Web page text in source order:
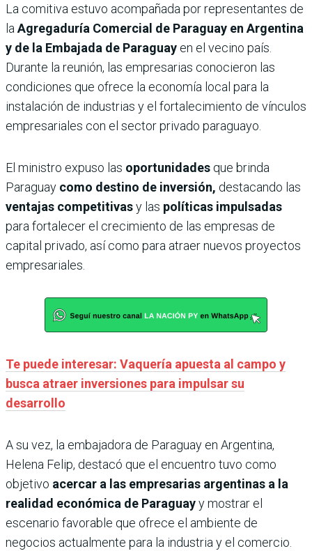
La comitiva estuvo acompañada por representantes de
la Agregaduría Comercial de Paraguay en Argentina
y de la Embajada de Paraguay en el vecino país.
Durante la reunión, las empresarias conocieron las
condiciones que ofrece la economía local para la
instalación de industrias y el fortalecimiento de vínculos
empresariales con el sector privado paraguayo.
El ministro expuso las oportunidades que brinda
Paraguay como destino de inversión, destacando las
ventajas competitivasy las políticas impulsadas
para fortalecer el crecimiento de las empresas de
capital privado, así como para atraer nuevos proyectos
empresariales.
Te puede interesar: Vaquería apuesta al campo y
busca atraer inversiones para impulsar su
desarrollo
A su vez, la embajadora de Paraguay en Argentina,
Helena Felip, destacó que el encuentro tuvo como
objetivo acercar a las empresarias argentinas a la
realidad económica de Paraguayy mostrar el
escenario favorable que ofrece el ambiente de
negocios actualmente para la industria y el comercio.